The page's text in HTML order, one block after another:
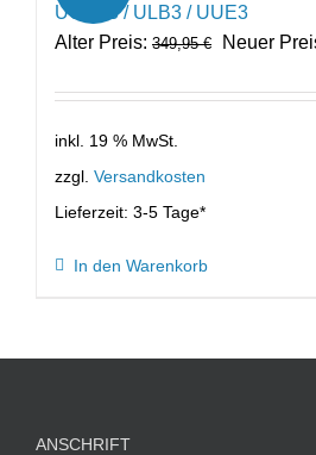
UUEF3 / ULB3 / UUE3
Alter Preis: 349,95€
war:
Neuer
inkl. 19 % MwSt.
zzgl. Versandkosten
Lieferzeit: 3-5 Tage*
In den Warenkorb
ANSCHRIFT